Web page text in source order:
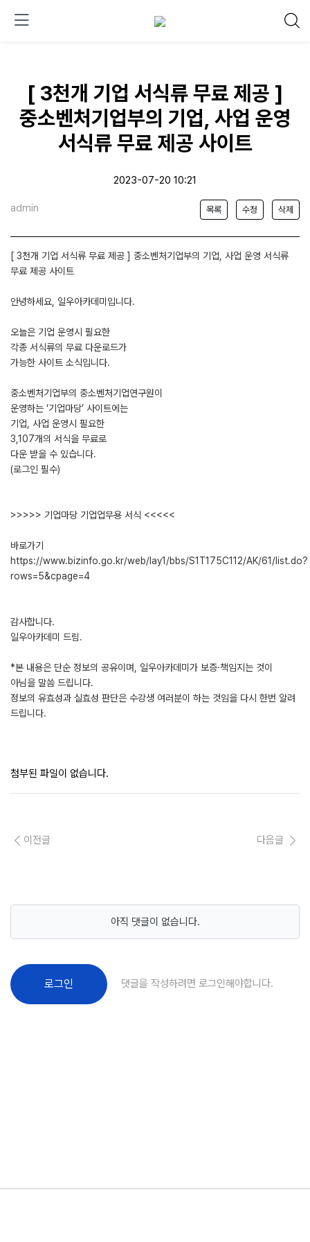
[ 3천개 기업 서식류 무료 제공 ]
중소벤처기업부의 기업, 사업 운영
서식류 무료 제공 사이트
2023-07-20 10:21
admin 목록 수정 삭제
[ 3천개 기업 서식류 무료 제공 ] 중소벤처기업부의 기업, 사업 운영 서식류
무료 제공 사이트
안녕하세요, 일우아카데미입니다.
오늘은 기업 운영시 필요한
각종 서식류의 무료 다운로드가
가능한 사이트 소식입니다.
중소벤처기업부의 중소벤처기업연구원이
운영하는 ‘기업마당’ 사이트에는
기업, 사업 운영시 필요한
3,107개의 서식을 무료로
다운 받을 수 있습니다.
(로그인 필수)
>>>>> 기업마당 기업업무용 서식 <<<<<
바로가기
https://www.bizinfo.go.kr/web/lay1/bbs/S1T175C112/AK/61/list.do?
rows=5&cpage=4
감사합니다.
일우아카데미 드림.
*본 내용은 단순 정보의 공유이며, 일우아카데미가 보증·책임지는 것이
아님을 말씀 드립니다.
정보의 유효성과 실효성 판단은 수강생 여러분이 하는 것임을 다시 한번 알려
드립니다.
첨부된 파일이 없습니다.
이전글 다음글
아직 댓글이 없습니다.
로그인 댓글을 작성하려면 로그인해야합니다.